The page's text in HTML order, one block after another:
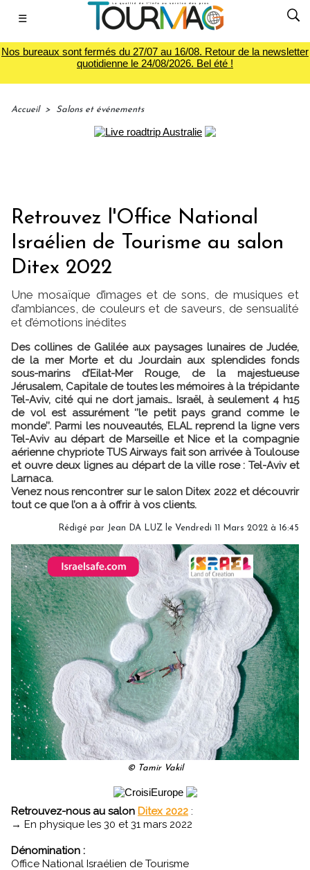
☰
Nos bureaux sont fermés du 27/07 au 16/08. Retour de la newsletter
quotidienne le 24/08/2026. Bel été !
Accueil > Salons et événements
Retrouvez l'Office National
Israélien de Tourisme au salon
Ditex 2022
Une mosaïque d’images et de sons, de musiques et
d’ambiances, de couleurs et de saveurs, de sensualité
et d’émotions inédites
Des collines de Galilée aux paysages lunaires de Judée,
de la mer Morte et du Jourdain aux splendides fonds
sous-marins d’Eilat-Mer Rouge, de la majestueuse
Jérusalem, Capitale de toutes les mémoires à la trépidante
Tel-Aviv, cité qui ne dort jamais… Israël, à seulement 4 h15
de vol est assurément ‘’le petit pays grand comme le
monde’’. Parmi les nouveautés, ELAL reprend la ligne vers
Tel-Aviv au départ de Marseille et Nice et la compagnie
aérienne chypriote TUS Airways fait son arrivée à Toulouse
et ouvre deux lignes au départ de la ville rose : Tel-Aviv et
Larnaca.
Venez nous rencontrer sur le salon Ditex 2022 et découvrir
tout ce que l’on a à offrir à vos clients.
Rédigé par Jean DA LUZ le Vendredi 11 Mars 2022 à 16:45
© Tamir Vakil
Retrouvez-nous au salon Ditex 2022 :
→ En physique les 30 et 31 mars 2022
Dénomination :
Office National Israélien de Tourisme